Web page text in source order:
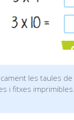
les taules de
i fitxes